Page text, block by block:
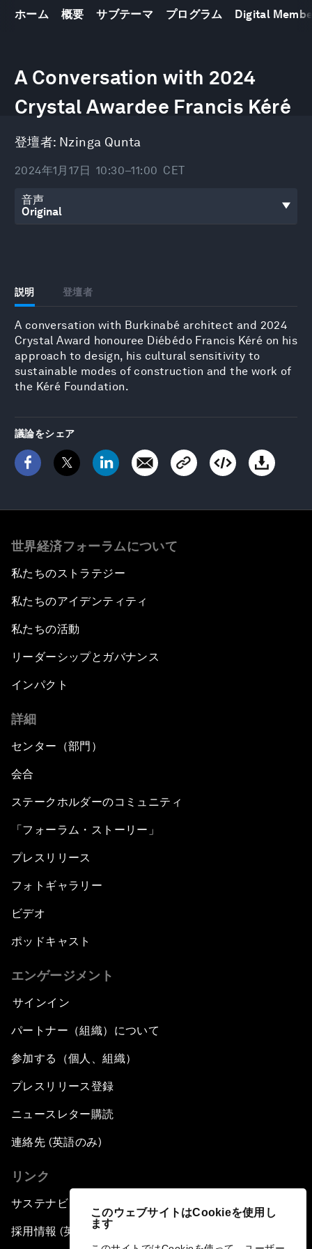
このウェブサイトはCookieを使用し
ます
ホーム 概要 サブテーマ プログラム Digital
A Conversation with 2024
Crystal Awardee Francis Kéré
登壇者: Nzinga Qunta
2024年1月17日 10:30–11:00 CET
音声
説明 登壇者
A conversation with Burkinabé architect and 2024
Crystal Award honouree Diébédo Francis Kéré on his
approach to design, his cultural sensitivity to
sustainable modes of construction and the work of
the Kéré Foundation.
議論をシェア
seconds
of
minutes,
52
世界経済フォーラムについて
私たちのストラテジー
私たちのアイデンティティ
私たちの活動
リーダーシップとガバナンス
インパクト
詳細
センター（部門）
会合
ステークホルダーのコミュニティ
「フォーラム・ストーリー」
プレスリリース
フォトギャラリー
ビデオ
ポッドキャスト
エンゲージメント
サインイン
パートナー（組織）について
参加する（個人、組織）
プレスリリース登録
ニュースレター購読
連絡先 (英語のみ)
リンク
サステナビリティへの取り組み
採用情報 (英語のみ)